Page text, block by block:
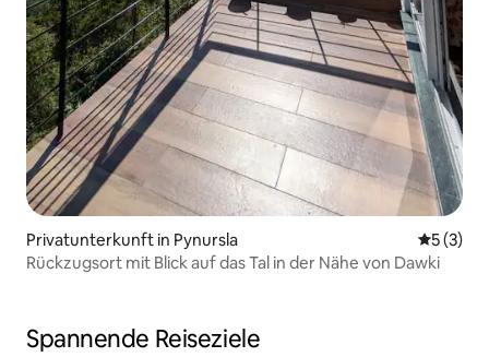
Privatunterkunft in Pynursla
5 (3)
Rückzugsort mit Blick auf das Tal in der Nähe von Dawki
Spannende Reiseziele